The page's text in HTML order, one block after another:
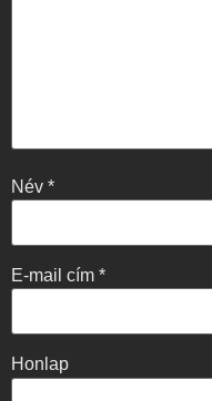
Név *
E-mail cím *
Honlap